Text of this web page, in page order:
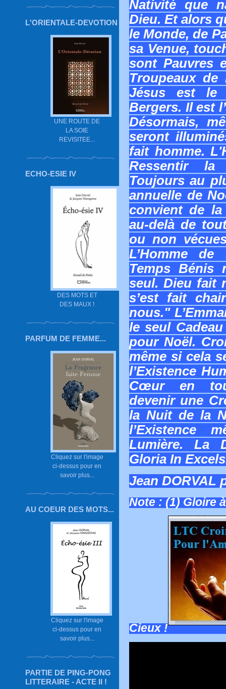
L'ORIENTALE-DEVOTION
UNE ROUTE DE
LA SOIE
REVISITEE...
ECHO-ESIE IV
DES MOTS ET
DES MAUX !
PARFUM DE FEMME...
Cliquez sur l'image
ci-dessus pour en
savoir plus...
AU COEUR DES MOTS...
Cliquez sur l'image
ci-dessus pour en
savoir plus...
PARTIE DE PING-PONG
LITTERAIRE - ACTE II !
Nativité que
Dieu. Et alors
le Monde, de
sa Venue,
sont Pauvres
Troupeaux de
Jésus est le
Bergers. Il est
Désormais,
seront
fait homme.
Ressentir la
Toujours au
annuelle de
convient de
au-delà de
ou non
L’Homme
Temps Bénis
seul. Dieu fait
s’est fait
nous."
le seul
pour Noël.
même si cela
l’Existence
Cœur en
devenir une
la Nuit de la
l’Existence
Lumière. La
Gloria In
Jean DORVAL
Note : (1) Gloire
Cieux !